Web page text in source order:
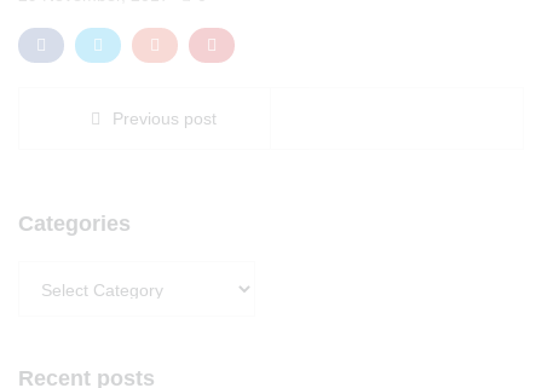
Previous post
Categories
Recent posts